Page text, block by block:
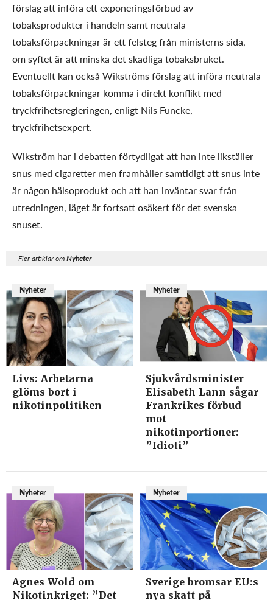
förslag att införa ett exponeringsförbud av
tobaksprodukter i handeln samt neutrala
tobaksförpackningar är ett felsteg från ministerns sida,
om syftet är att minska det skadliga tobaksbruket.
Eventuellt kan också Wikströms förslag att införa neutrala
tobaksförpackningar komma i direkt konflikt med
tryckfrihetsregleringen, enligt Nils Funcke,
tryckfrihetsexpert.
Wikström har i debatten förtydligat att han inte likställer
snus med cigaretter men framhåller samtidigt att snus inte
är någon hälsoprodukt och att han inväntar svar från
utredningen, läget är fortsatt osäkert för det svenska
snuset.
Fler artiklar omNyheter
Nyheter
Livs: Arbetarna
glöms bort i
nikotinpolitiken
Nyheter
Sjukvårdsminister
Elisabeth Lann sågar
Frankrikes förbud
mot
nikotinportioner:
”Idioti”
Nyheter
Agnes Wold om
Nikotinkriget: ”Det
Nyheter
Sverige bromsar EU:s
nya skatt på